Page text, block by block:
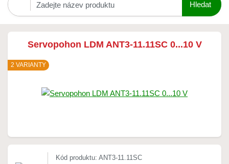
Servopohon LDM ANT3-11.11SC 0...10 V
2 VARIANTY
Kód produktu: ANT3-11.11SC